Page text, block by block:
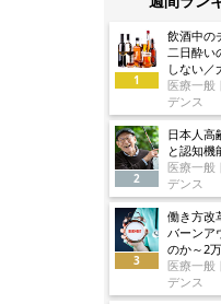
1
飲酒中の
二日酔い
しない／
医療一般
デンス
2
日本人高
と認知機
医療一般
デンス
3
働き方改
バーンア
のか～2
医療一般
デンス